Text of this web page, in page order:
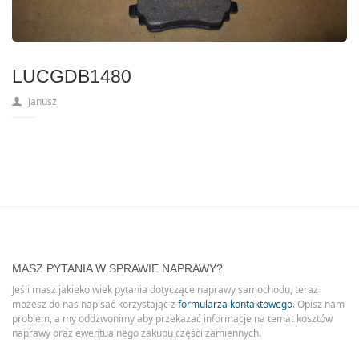
LUCGDB1480
Janusz
MASZ PYTANIA W SPRAWIE NAPRAWY?
Jeśli masz jakiekolwiek pytania dotyczące naprawy samochodu, teraz
możesz do nas napisać korzystając z formularza kontaktowego. Opisz nam
problem, a my oddzwonimy aby przekazać informacje na temat kosztów
naprawy oraz ewentualnego zakupu części zamiennych.